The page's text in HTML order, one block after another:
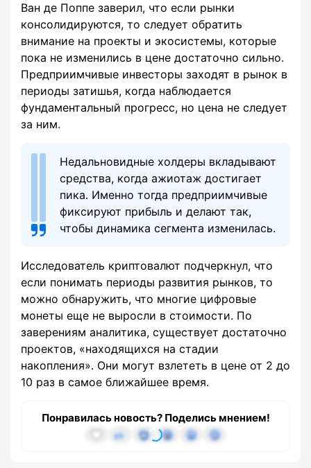
Ван де Поппе заверил, что если рынки
консолидируются, то следует обратить
внимание на проекты и экосистемы, которые
пока не изменились в цене достаточно сильно.
Предприимчивые инвесторы заходят в рынок в
периоды затишья, когда наблюдается
фундаментальный прогресс, но цена не следует
за ним.
Недальновидные холдеры вкладывают
средства, когда ажиотаж достигает
пика. Именно тогда предприимчивые
фиксируют прибыль и делают так,
чтобы динамика сегмента изменилась.
Исследователь криптовалют подчеркнул, что
если понимать периоды развития рынков, то
можно обнаружить, что многие цифровые
монеты еще не выросли в стоимости. По
заверениям аналитика, существует достаточно
проектов, «находящихся на стадии
накопления». Они могут взлететь в цене от 2 до
10 раз в самое ближайшее время.
Понравилась новость? Поделись мнением!